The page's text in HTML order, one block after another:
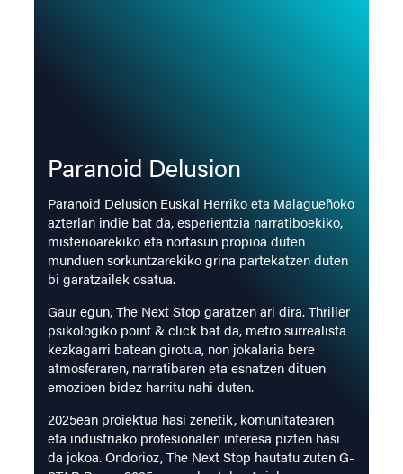
Paranoid Delusion
Paranoid Delusion Euskal Herriko eta Malagueñoko
azterlan indie bat da, esperientzia narratiboekiko,
misterioarekiko eta nortasun propioa duten
munduen sorkuntzarekiko grina partekatzen duten
bi garatzailek osatua.
Gaur egun, The Next Stop garatzen ari dira. Thriller
psikologiko point & click bat da, metro surrealista
kezkagarri batean girotua, non jokalaria bere
atmosferaren, narratibaren eta esnatzen dituen
emozioen bidez harritu nahi duten.
2025ean proiektua hasi zenetik, komunitatearen
eta industriako profesionalen interesa pizten hasi
da jokoa. Ondorioz, The Next Stop hautatu zuten G-